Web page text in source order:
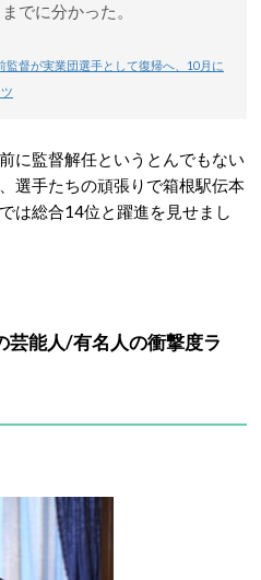
でに分かった。
監督が実業団選手として復帰へ、10月に
に監督解任というとんでもない
選手たちの頑張りで箱根駅伝本
は総合14位と躍進を見せまし
芸能人/有名人の衝撃度ラ